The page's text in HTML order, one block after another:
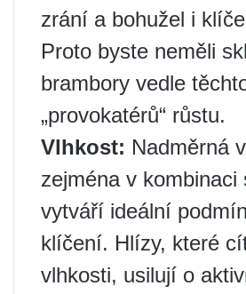
zrání a bohužel i
Proto byste neměli
brambory vedle
„provokatérů“ růstu.
Vlhkost: Nadměrná
zejména v kombinaci
vytváří ideální
klíčení. Hlízy, které
vlhkosti, usilují o